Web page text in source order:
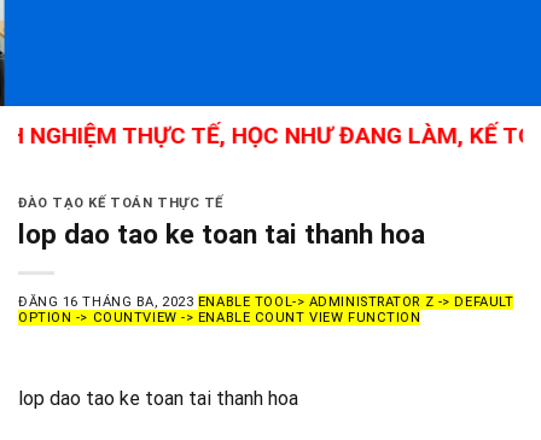
THỰC TẾ, HỌC NHƯ ĐANG LÀM, KẾ TOÁN
ĐÀO TẠO KẾ TOÁN THỰC TẾ
lop dao tao ke toan tai thanh hoa
ĐĂNG 16 THÁNG BA, 2023 ENABLE TOOL-> ADMINISTRATOR Z -> DEFAULT
OPTION -> COUNTVIEW -> ENABLE COUNT VIEW FUNCTION
lop dao tao ke toan tai thanh hoa